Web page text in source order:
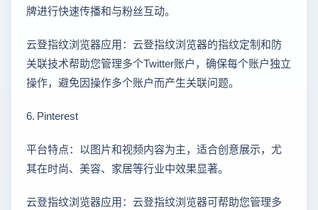
牌进行快速传播和与粉丝互动。
云登指纹浏览器应用：云登指纹浏览器的指纹定制和防
关联技术帮助您管理多个Twitter账户，确保每个账户独立
操作，避免因操作多个账户而产生关联问题。
6. Pinterest
平台特点：以图片和视频内容为主，适合创意展示，尤
其在时尚、美容、家居等行业中效果显著。
云登指纹浏览器应用：云登指纹浏览器可帮助您管理多